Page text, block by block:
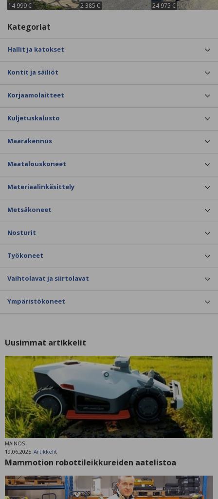
14 999 € 2 385 € 24 975 €
Kategoriat
Hallit ja katokset
Kontit ja säiliöt
Korjaamolaitteet
Kuljetuskalusto
Maarakennus
Maatalouskoneet
Materiaalinkäsittely
Metsäkoneet
Nosturit
Työkoneet
Vaihtolavat ja siirtolavat
Ympäristökoneet
Uusimmat artikkelit
MAINOS
19.06.2025 Artikkelit
Mammotion robottileikkureiden aatelistoa